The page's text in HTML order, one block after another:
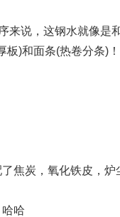
来说，这钢水就像是
)和面条(热卷分条)！
焦炭，氧化铁皮，炉
哈